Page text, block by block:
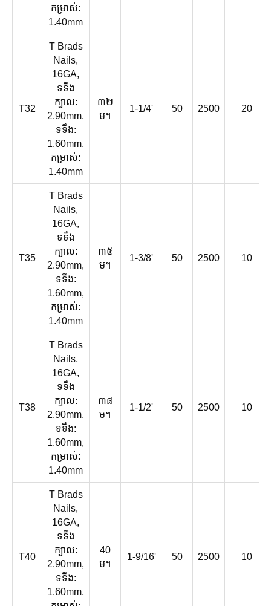
កម្រាស់:
1.40mm
T32
T Brads
Nails,
16GA,
ទទឹង
ក្បាល:
2.90mm,
ទទឹង:
1.60mm,
កម្រាស់:
1.40mm
៣២
ម។
1-1/4' 50 2500 20
T35
T Brads
Nails,
16GA,
ទទឹង
ក្បាល:
2.90mm,
ទទឹង:
1.60mm,
កម្រាស់:
1.40mm
៣៥
ម។
1-3/8' 50 2500 10
T38
T Brads
Nails,
16GA,
ទទឹង
ក្បាល:
2.90mm,
ទទឹង:
1.60mm,
កម្រាស់:
1.40mm
៣៨
ម។
1-1/2' 50 2500 10
T40
T Brads
Nails,
16GA,
ទទឹង
ក្បាល:
2.90mm,
ទទឹង:
1.60mm,
40
ម។
1-9/16' 50 2500 10